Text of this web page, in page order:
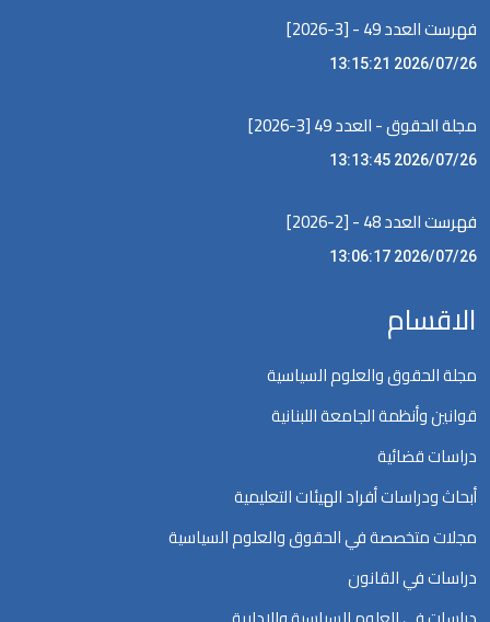
فهرست العدد 49 - [3-2026]
2026/07/26 13:15:21
مجلة الحقوق - العدد 49 [3-2026]
2026/07/26 13:13:45
فهرست العدد 48 - [2-2026]
2026/07/26 13:06:17
الاقسام
مجلة الحقوق والعلوم السياسية
قوانين وأنظمة الجامعة اللبنانية
دراسات قضائية
أبحاث ودراسات أفراد الهيئات التعليمية
مجلات متخصصة في الحقوق والعلوم السياسية
دراسات في القانون